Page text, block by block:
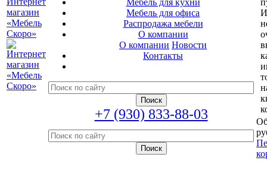
Мебель для кухни
Мебель для офиса
Распродажа мебели
О компании
О компании Новости
Контакты
+7 (930) 833-88-03